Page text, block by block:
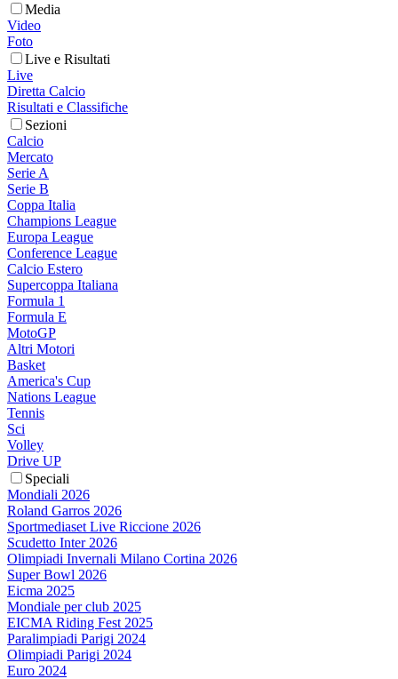
Media
Video
Foto
Live e Risultati
Live
Diretta Calcio
Risultati e Classifiche
Sezioni
Calcio
Mercato
Serie A
Serie B
Coppa Italia
Champions League
Europa League
Conference League
Calcio Estero
Supercoppa Italiana
Formula 1
Formula E
MotoGP
Altri Motori
Basket
America's Cup
Nations League
Tennis
Sci
Volley
Drive UP
Speciali
Mondiali 2026
Roland Garros 2026
Sportmediaset Live Riccione 2026
Scudetto Inter 2026
Olimpiadi Invernali Milano Cortina 2026
Super Bowl 2026
Eicma 2025
Mondiale per club 2025
EICMA Riding Fest 2025
Paralimpiadi Parigi 2024
Olimpiadi Parigi 2024
Euro 2024